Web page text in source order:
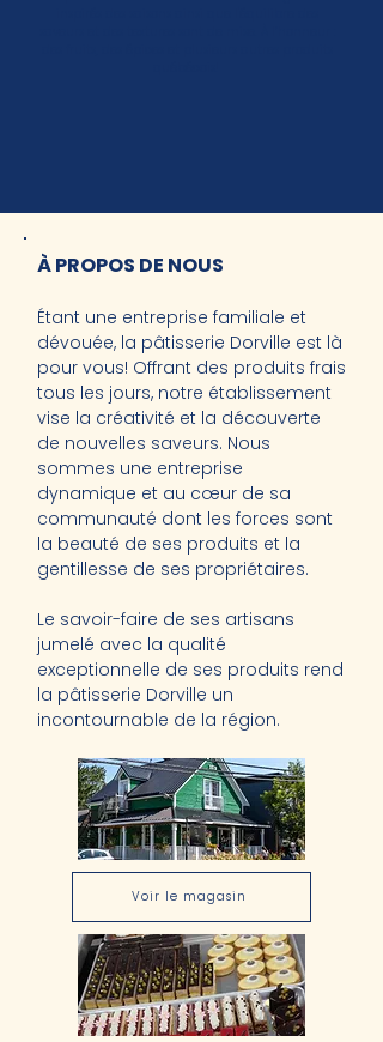
À PROPOS DE NOUS
Étant une entreprise familiale et
dévouée, la pâtisserie Dorville est là
pour vous! Offrant des produits frais
tous les jours, notre établissement
vise la créativité et la découverte
de nouvelles saveurs. Nous
sommes une entreprise
dynamique et au cœur de sa
communauté dont les forces sont
la beauté de ses produits et la
gentillesse de ses propriétaires.
Le savoir-faire de ses artisans
jumelé avec la qualité
exceptionnelle de ses produits rend
la pâtisserie Dorville un
incontournable de la région.
Voir le magasin